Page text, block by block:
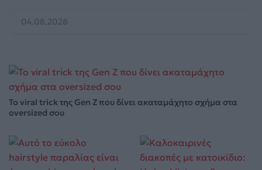
04.08.2026
Το viral trick της Gen Z που δίνει ακαταμάχητο σχήμα στα
oversized σου